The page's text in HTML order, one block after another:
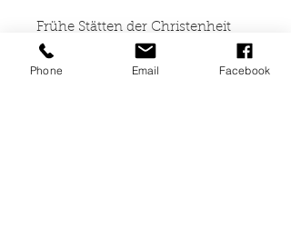
Frühe Stätten der Christenheit
Knaur Verlag München, 1972
Phone Email Facebook